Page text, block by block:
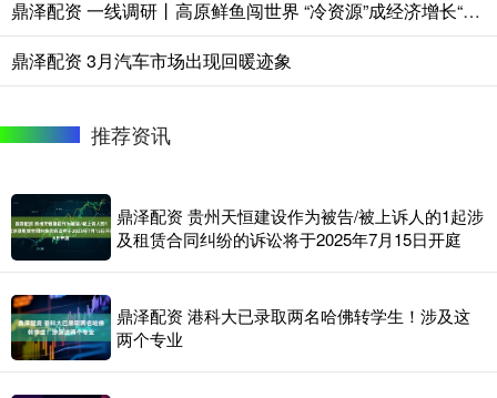
鼎泽配资 一线调研丨高原鲜鱼闯世界 “冷资源”成经济增长“热产业”
鼎泽配资 3月汽车市场出现回暖迹象
推荐资讯
鼎泽配资 贵州天恒建设作为被告/被上诉人的1起涉
及租赁合同纠纷的诉讼将于2025年7月15日开庭
鼎泽配资 港科大已录取两名哈佛转学生！涉及这
两个专业